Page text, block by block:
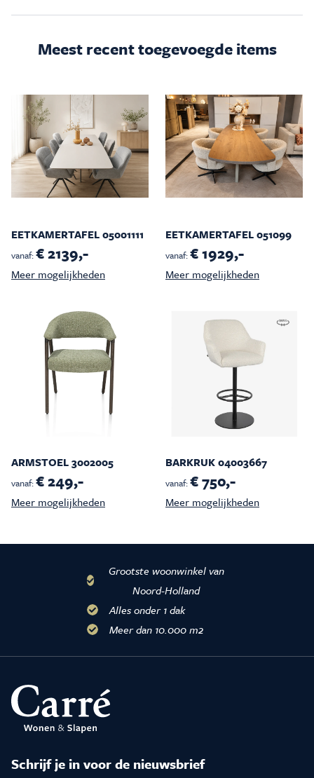
Meest recent toegevoegde items
EETKAMERTAFEL 05001111
vanaf:€ 2139,-
Meer mogelijkheden
EETKAMERTAFEL 051099
vanaf:€ 1929,-
Meer mogelijkheden
ARMSTOEL 3002005
vanaf:€ 249,-
Meer mogelijkheden
BARKRUK 04003667
vanaf:€ 750,-
Meer mogelijkheden
Grootste woonwinkel van
Noord-Holland
Alles onder 1 dak
Meer dan 10.000 m2
Schrijf je in voor de nieuwsbrief